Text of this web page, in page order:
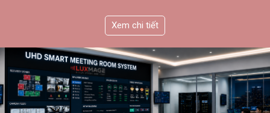
Xem chi tiết